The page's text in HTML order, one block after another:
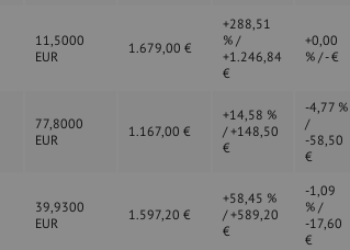
11,5000
EUR
1.679,00 €
+288,51
% /
+1.246,84
€
+0,00
% / - €
77,8000
EUR
1.167,00 €
+14,58 %
/ +148,50
€
-4,77 %
/
-58,50
€
39,9300
EUR
1.597,20 €
+58,45 %
/ +589,20
€
-1,09
% /
-17,60
€